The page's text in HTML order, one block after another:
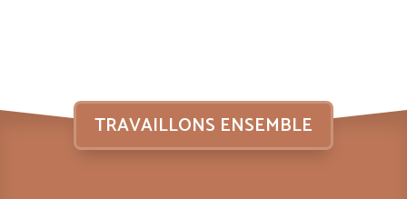
TRAVAILLONS ENSEMBLE